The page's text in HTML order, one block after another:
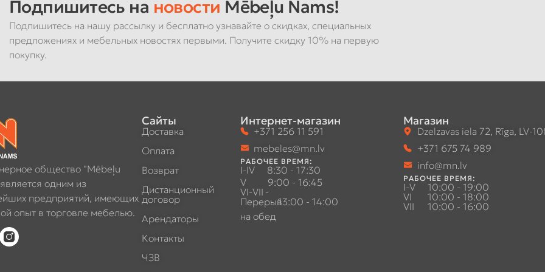
Подпишитесь на новости Mēbeļu Nams!
Подпишитесь на нашу рассылку и бесплатно узнавайте о скидках, специальных
предложениях и мебельных новостях первыми. Получите скидку 10% на первую
покупку.
общество "Mēbeļu
одним из
предприятий, имеющих
опыт в торговле мебелью.
Сайты
Доставка
Оплата
Возврат
Дистанционный
договор
Арендаторы
Контакты
ЧЗВ
Интернет-магазин
+371 256 11 591
mebeles@mn.lv
РАБОЧЕЕ ВРЕМЯ:
I-IV
8:30 - 17:30
V
9:00 - 16:45
VI-VII -
Перерыв
на обед
13:00 - 14:00
Магазин
Dzelzavas iela 72, Rīga, LV-
+371 675 74 989
info@mn.lv
РАБОЧЕЕ ВРЕМЯ:
I-V
10:00 - 19:00
VI
10:00 - 18:00
VII
10:00 - 16:00